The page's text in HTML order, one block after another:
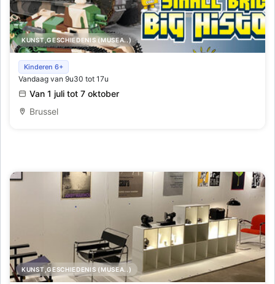
KUNST,GESCHIEDENIS (MUSEA..)
Cobi, Kleine Blokjes, Grote Geschiedenis
Kinderen 6+
Vandaag van 9u30 tot 17u
Van 1 juli tot 7 oktober
Brussel
KUNST,GESCHIEDENIS (MUSEA..)